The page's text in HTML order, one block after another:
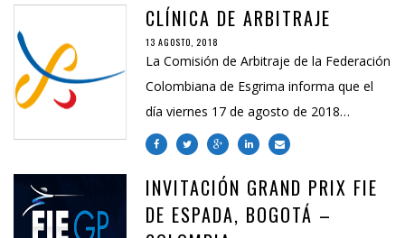
CLÍNICA DE ARBITRAJE
13 AGOSTO, 2018
La Comisión de Arbitraje de la Federación
Colombiana de Esgrima informa que el
día viernes 17 de agosto de 2018…
INVITACIÓN GRAND PRIX FIE
DE ESPADA, BOGOTÁ –